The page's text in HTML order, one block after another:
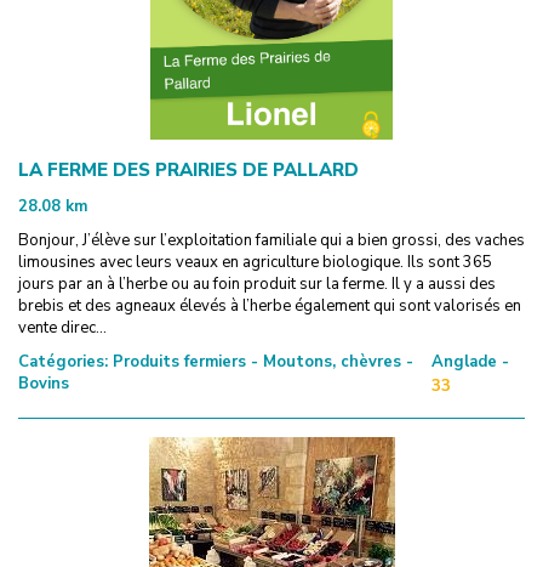
LA FERME DES PRAIRIES DE PALLARD
28.08 km
Bonjour, J’élève sur l’exploitation familiale qui a bien grossi, des vaches
limousines avec leurs veaux en agriculture biologique. Ils sont 365
jours par an à l’herbe ou au foin produit sur la ferme. Il y a aussi des
brebis et des agneaux élevés à l’herbe également qui sont valorisés en
vente direc...
Catégories: Produits fermiers - Moutons, chèvres -
Bovins
Anglade -
33